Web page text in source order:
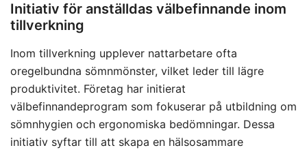
Initiativ för anställdas välbefinnande inom
tillverkning
Inom tillverkning upplever nattarbetare ofta
oregelbundna sömnmönster, vilket leder till lägre
produktivitet. Företag har initierat
välbefinnandeprogram som fokuserar på utbildning om
sömnhygien och ergonomiska bedömningar. Dessa
initiativ syftar till att skapa en hälsosammare